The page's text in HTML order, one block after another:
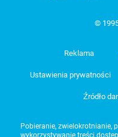
©
Reklama
Ustawienia prywatności
Źródło
Pobieranie, zwielokrotnianie,
wykorzystywanie treści